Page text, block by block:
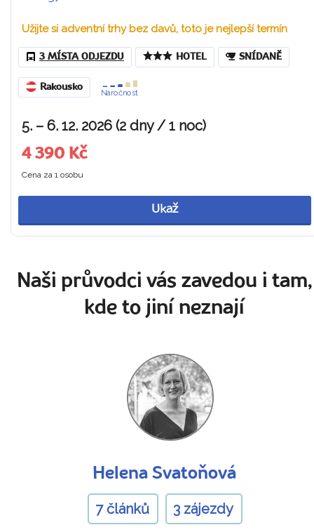
Užijte si adventní trhy bez davů, toto je nejlepší termín
3 MÍSTA ODJEZDU HOTEL SNÍDANĚ
Rakousko
Náročnost
5. – 6. 12. 2026 (2 dny / 1 noc)
4 390 Kč
Cena za 1 osobu
Ukaž
Naši průvodci vás zavedou i tam,
kde to jiní neznají
Helena Svatoňová
7 článků 3 zájezdy